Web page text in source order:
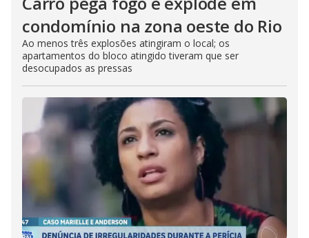
condomínio na zona oeste do Rio
Ao menos três explosões atingiram o local; os
apartamentos do bloco atingido tiveram que ser
desocupados as pressas